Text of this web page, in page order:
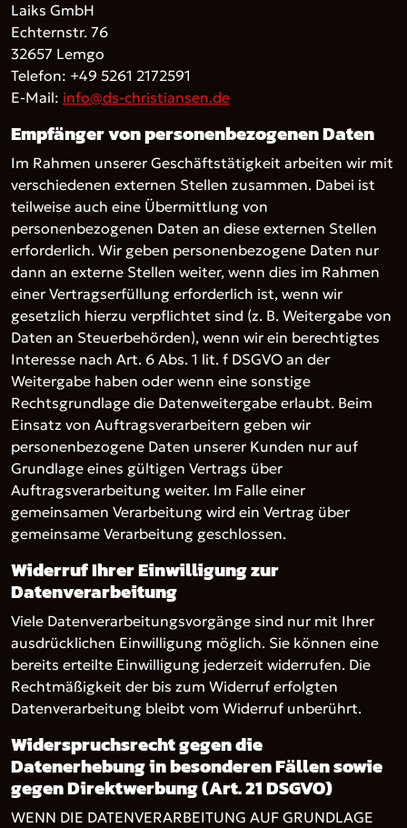
Laiks GmbH
Echternstr. 76
32657 Lemgo
Telefon: +49 5261 2172591
E-Mail: info@ds-christiansen.de
Empfänger von personenbezogenen Daten
Im Rahmen unserer Geschäftstätigkeit arbeiten wir mit
verschiedenen externen Stellen zusammen. Dabei ist
teilweise auch eine Übermittlung von
personenbezogenen Daten an diese externen Stellen
erforderlich. Wir geben personenbezogene Daten nur
dann an externe Stellen weiter, wenn dies im Rahmen
einer Vertragserfüllung erforderlich ist, wenn wir
gesetzlich hierzu verpflichtet sind (z. B. Weitergabe von
Daten an Steuerbehörden), wenn wir ein berechtigtes
Interesse nach Art. 6 Abs. 1 lit. f DSGVO an der
Weitergabe haben oder wenn eine sonstige
Rechtsgrundlage die Datenweitergabe erlaubt. Beim
Einsatz von Auftragsverarbeitern geben wir
personenbezogene Daten unserer Kunden nur auf
Grundlage eines gültigen Vertrags über
Auftragsverarbeitung weiter. Im Falle einer
gemeinsamen Verarbeitung wird ein Vertrag über
gemeinsame Verarbeitung geschlossen.
Widerruf Ihrer Einwilligung zur
Datenverarbeitung
Viele Datenverarbeitungsvorgänge sind nur mit Ihrer
ausdrücklichen Einwilligung möglich. Sie können eine
bereits erteilte Einwilligung jederzeit widerrufen. Die
Rechtmäßigkeit der bis zum Widerruf erfolgten
Datenverarbeitung bleibt vom Widerruf unberührt.
Widerspruchsrecht gegen die
Datenerhebung in besonderen Fällen sowie
gegen Direktwerbung (Art. 21 DSGVO)
WENN DIE DATENVERARBEITUNG AUF GRUNDLAGE